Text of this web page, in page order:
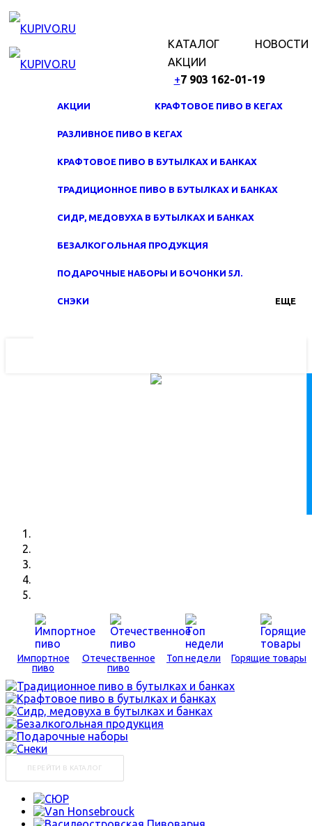
КАТАЛОГ
НОВОСТИ
АКЦИИ
+7 903 162-01-19
АКЦИИ КРАФТОВОЕ ПИВО В КЕГАХ
РАЗЛИВНОЕ ПИВО В КЕГАХ
КРАФТОВОЕ ПИВО В БУТЫЛКАХ И БАНКАХ
ТРАДИЦИОННОЕ ПИВО В БУТЫЛКАХ И БАНКАХ
СИДР, МЕДОВУХА В БУТЫЛКАХ И БАНКАХ
БЕЗАЛКОГОЛЬНАЯ ПРОДУКЦИЯ
ПОДАРОЧНЫЕ НАБОРЫ И БОЧОНКИ 5Л.
СНЭКИ ЕЩЕ
Импортное
пиво
Отечественное
пиво
Топ недели Горящие товары
ПЕРЕЙТИ В КАТАЛОГ